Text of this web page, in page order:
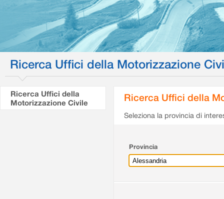
Ricerca Uffici della Motorizzazione
Ricerca Uffici della
Motorizzazione Civile
Ricerca Uffici della
Seleziona la provincia di
Provincia